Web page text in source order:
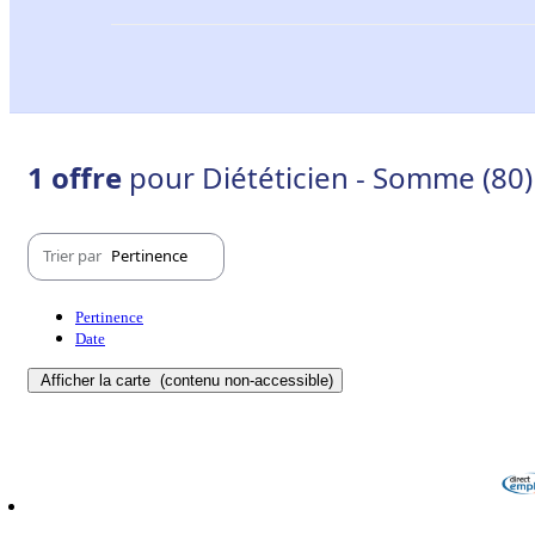
1 offre pour Diététicien - Somme (80)
Trier par Pertinence
Pertinence
Date
Afficher la carte (contenu non-accessible)